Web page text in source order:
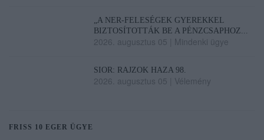
„A NER-FELESÉGEK GYEREKKEL
BIZTOSÍTOTTÁK BE A PÉNZCSAPHOZ...
2026. augusztus 05 Mindenki ügye
SIOR: RAJZOK HAZA 98.
2026. augusztus 05 Vélemény
FRISS 10 EGER ÜGYE